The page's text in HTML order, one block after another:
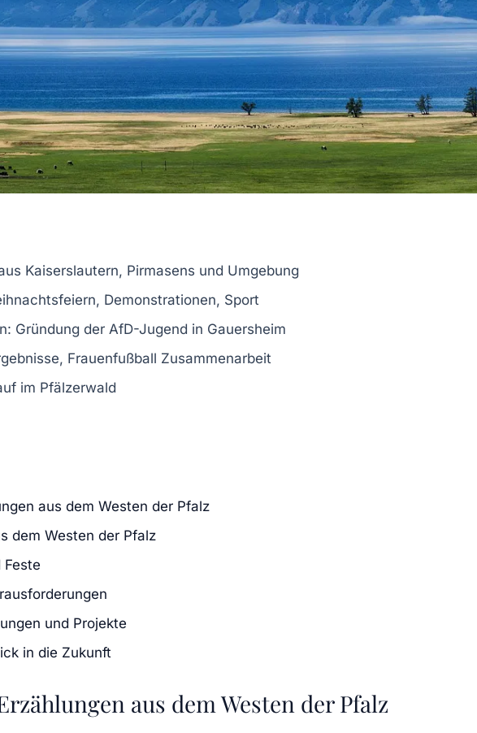
Kaiserslautern, Pirmasens und Umgebung
Demonstrationen, Sport
: Gründung der AfD-Jugend in Gauersheim
Frauenfußball Zusammenarbeit
im Pfälzerwald
aus dem Westen der Pfalz
dem Westen der Pfalz
Feste
und Projekte
in die Zukunft
aus dem Westen der Pfalz